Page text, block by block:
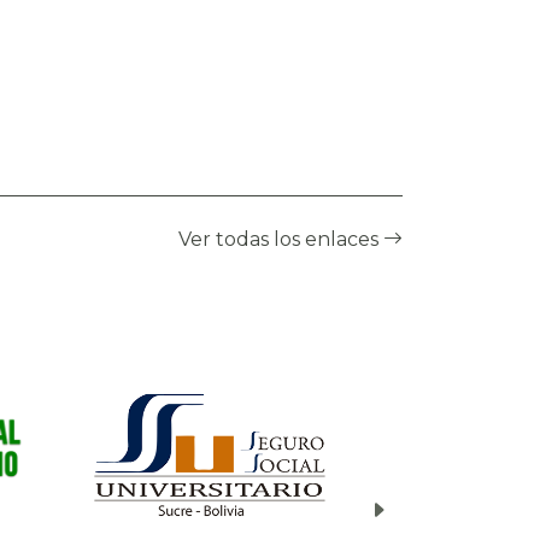
compartidos a través de la
Ver todas los enlaces